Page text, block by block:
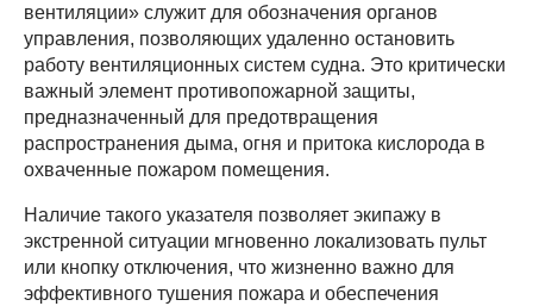
вентиляции» служит для обозначения органов
управления, позволяющих удаленно остановить
работу вентиляционных систем судна. Это критически
важный элемент противопожарной защиты,
предназначенный для предотвращения
распространения дыма, огня и притока кислорода в
охваченные пожаром помещения.
Наличие такого указателя позволяет экипажу в
экстренной ситуации мгновенно локализовать пульт
или кнопку отключения, что жизненно важно для
эффективного тушения пожара и обеспечения